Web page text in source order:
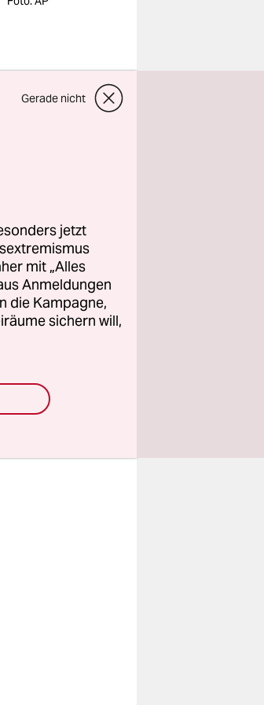
Gerade nicht
jetzt
mit „Alles
Anmeldungen
die Kampagne,
sichern will,